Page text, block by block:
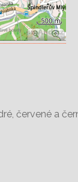
červené a